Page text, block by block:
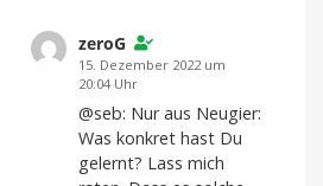
zeroG
15. Dezember 2022 um
20:04 Uhr
@seb: Nur aus Neugier:
Was konkret hast Du
gelernt? Lass mich